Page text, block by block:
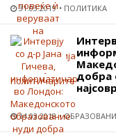
31.03.2019 ПОЛИТИКА
добра
14.03.2018